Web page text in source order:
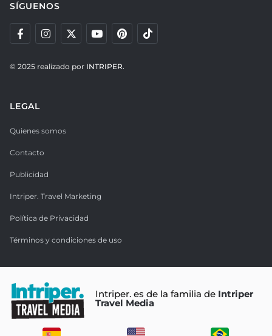
SÍGUENOS
© 2025 realizado por INTRIPER.
LEGAL
Quienes somos
Contacto
Publicidad
Intriper. Travel Marketing
Política de Privacidad
Términos y condiciones de uso
Intriper. es de la familia de Intriper
Travel Media